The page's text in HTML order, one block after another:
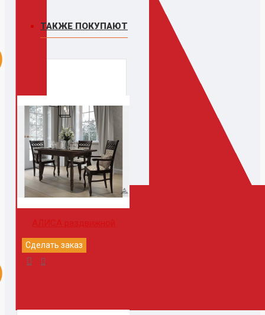
ТАКЖЕ ПОКУПАЮТ
АЛИСА раздвижной
Сделать заказ